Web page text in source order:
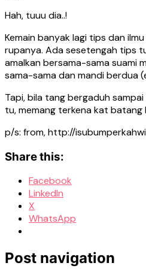
Hah, tuuu dia..!
Kemain banyak lagi tips dan
rupanya. Ada sesetengah tips
amalkan bersama-sama suami
sama-sama dan mandi berdua
Tapi, bila tang bergaduh
tu, memang terkena kat batang
p/s: from, http://
Share this:
Facebook
LinkedIn
X
WhatsApp
Post navigation